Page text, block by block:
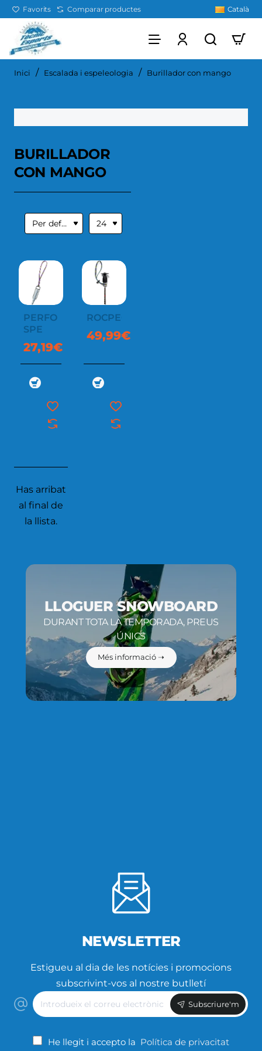
Favorits Comparar productes Català
Inici homeEscalada i espeleologia Burillador con mango
BURILLADOR
CON MANGO
PERFO
SPE
27,19€
ROCPEC
49,99€
Has arribat
al final de
la llista.
LLOGUER SNOWBOARD
DURANT TOTA LA TEMPORADA, PREUS
ÚNICS
Més informació ➝
NEWSLETTER
Estigueu al dia de les notícies i promocions
subscrivint-vos al nostre butlletí
Introdueix
el
correu
Subscriure'm
He llegit i accepto la Política de privacitat